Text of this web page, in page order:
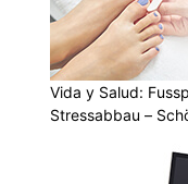
Vida y Salud:
Stressabbau –